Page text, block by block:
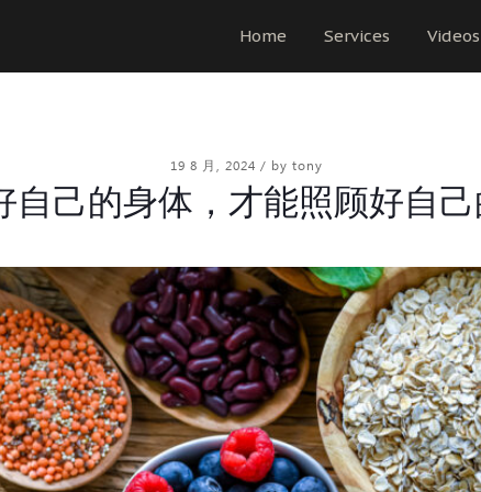
Home Services Videos
19 8 月, 2024 / by tony
自己的身体，才能照顾好自己